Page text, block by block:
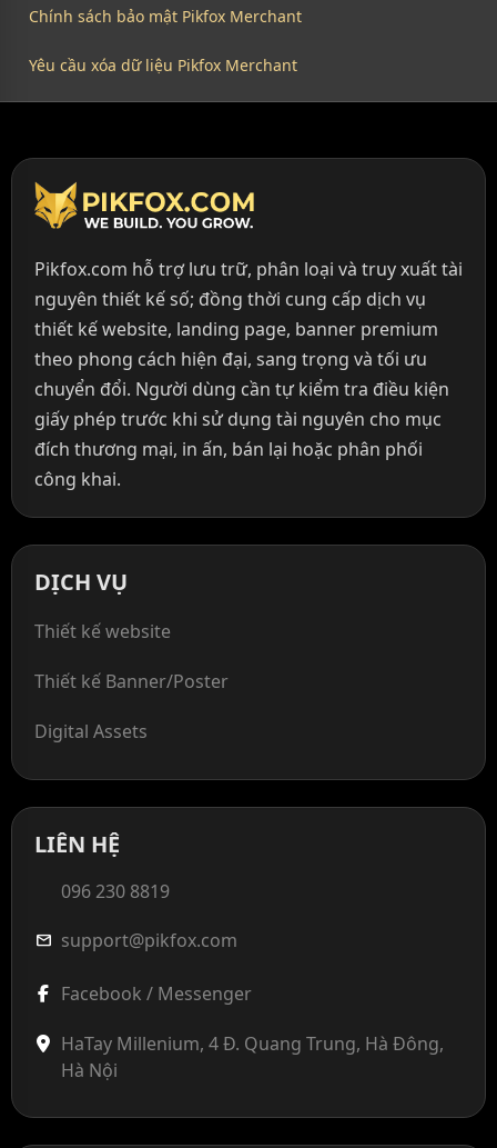
Chính sách bảo mật Pikfox Merchant
Yêu cầu xóa dữ liệu Pikfox Merchant
Pikfox.com hỗ trợ lưu trữ, phân loại và truy xuất tài
nguyên thiết kế số; đồng thời cung cấp dịch vụ
thiết kế website, landing page, banner premium
theo phong cách hiện đại, sang trọng và tối ưu
chuyển đổi. Người dùng cần tự kiểm tra điều kiện
giấy phép trước khi sử dụng tài nguyên cho mục
đích thương mại, in ấn, bán lại hoặc phân phối
công khai.
DỊCH VỤ
Thiết kế website
Thiết kế Banner/Poster
Digital Assets
LIÊN HỆ
096 230 8819
mail support@pikfox.com
Facebook / Messenger
HaTay Millenium, 4 Đ. Quang Trung, Hà Đông,
Hà Nội